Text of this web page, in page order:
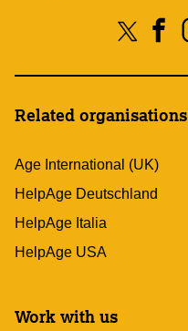
Related organisations
Age International (UK)
HelpAge Deutschland
HelpAge Italia
HelpAge USA
Work with us